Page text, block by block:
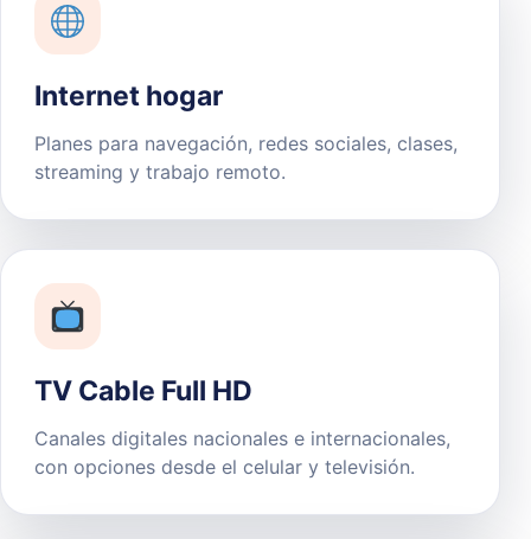
Internet hogar
Planes para navegación, redes sociales, clases,
streaming y trabajo remoto.
TV Cable Full HD
Canales digitales nacionales e internacionales,
con opciones desde el celular y televisión.